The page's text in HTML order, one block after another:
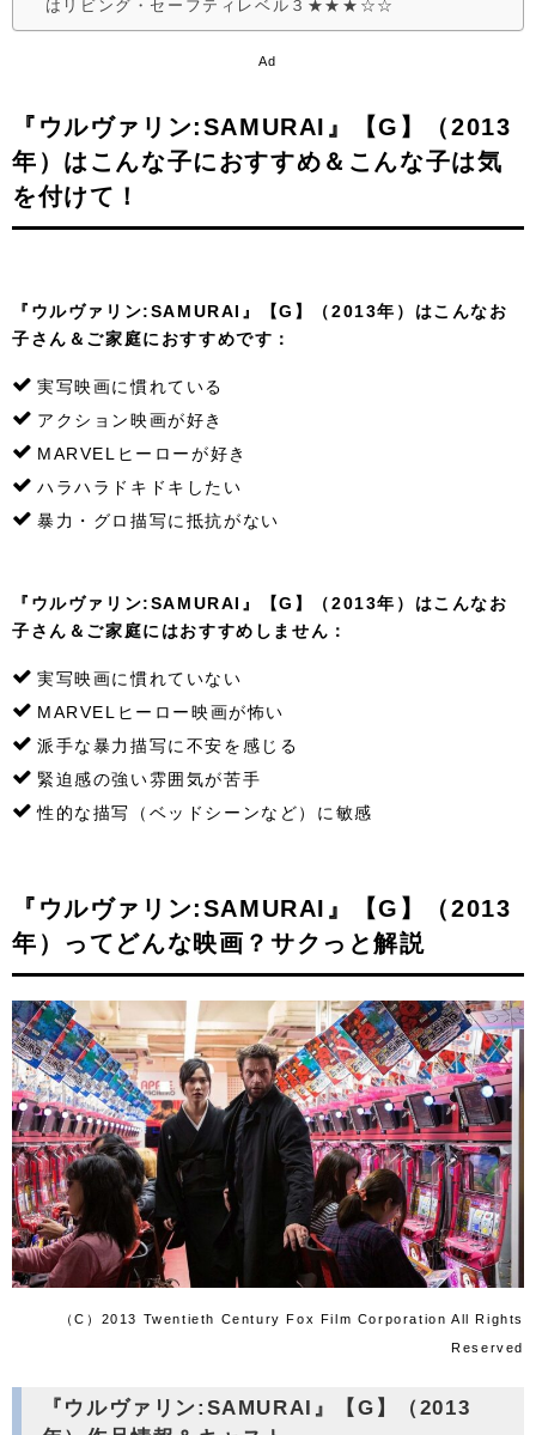
はリビング・セーフティレベル３★★★☆☆
Ad
『ウルヴァリン:SAMURAI』【G】（2013
年）はこんな子におすすめ＆こんな子は気
を付けて！
『ウルヴァリン:SAMURAI』【G】（2013年）はこんなお
子さん＆ご家庭におすすめです：
実写映画に慣れている
アクション映画が好き
MARVELヒーローが好き
ハラハラドキドキしたい
暴力・グロ描写に抵抗がない
『ウルヴァリン:SAMURAI』【G】（2013年）はこんなお
子さん＆ご家庭にはおすすめしません：
実写映画に慣れていない
MARVELヒーロー映画が怖い
派手な暴力描写に不安を感じる
緊迫感の強い雰囲気が苦手
性的な描写（ベッドシーンなど）に敏感
『ウルヴァリン:SAMURAI』【G】（2013
年）ってどんな映画？サクっと解説
（C）2013 Twentieth Century Fox Film Corporation All Rights
Reserved
『ウルヴァリン:SAMURAI』【G】（2013